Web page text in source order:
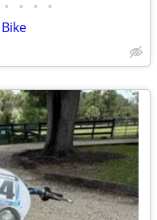
• • • •